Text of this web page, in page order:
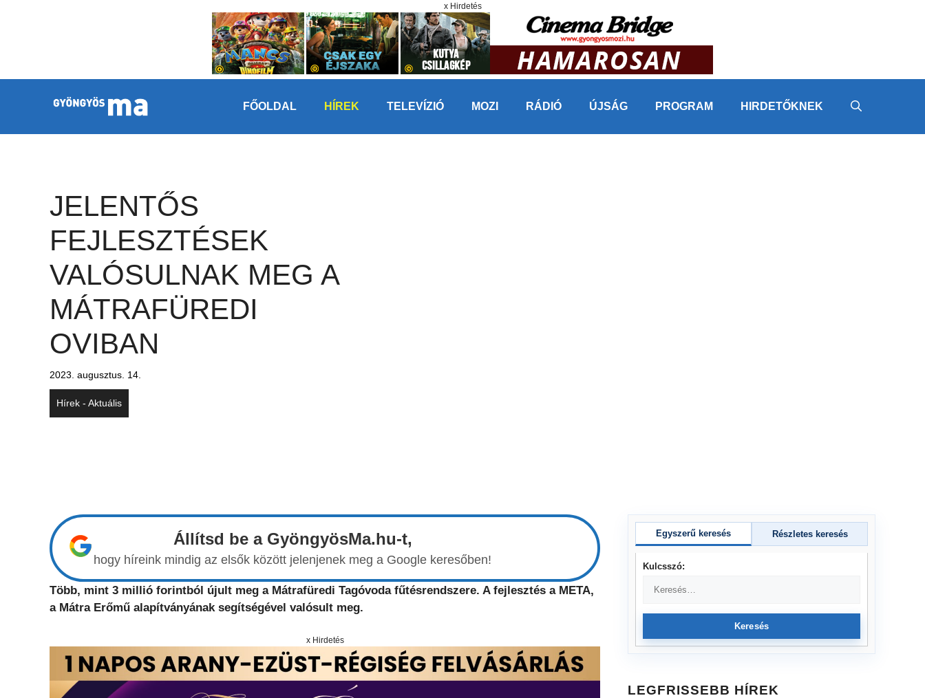
x Hirdetés
FŐOLDAL HÍREK TELEVÍZIÓ MOZI RÁDIÓ ÚJSÁG PROGRAM HIRDETŐKNEK
JELENTŐS
FEJLESZTÉSEK
VALÓSULNAK MEG A
MÁTRAFÜREDI
OVIBAN
2023. augusztus. 14.
Hírek - Aktuális
Állítsd be a GyöngyösMa.hu-t,
hogy híreink mindig az elsők között jelenjenek meg a Google keresőben!
Több, mint 3 millió forintból újult meg a Mátrafüredi Tagóvoda fűtésrendszere. A fejlesztés a META,
a Mátra Erőmű alapítványának segítségével valósult meg.
x Hirdetés
Egyszerű keresés Részletes keresés
Kulcsszó:
Keresés
LEGFRISSEBB HÍREK